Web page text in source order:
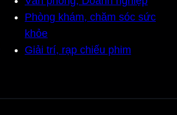
Phòng khám, chăm sóc sức
khỏe
Giải trí, rạp chiếu phim